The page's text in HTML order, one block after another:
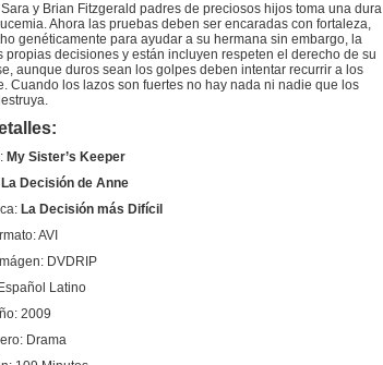
y Brian Fitzgerald padres de preciosos hijos toma una dura
Ahora las pruebas deben ser encaradas con fortaleza,
genéticamente para ayudar a su hermana sin embargo, la
decisiones y están incluyen respeten el derecho de su
aunque duros sean los golpes deben intentar recurrir a los
Cuando los lazos son fuertes no hay nada ni nadie que los
My Sister’s Keeper
La Decisión de Anne
La Decisión más Difícil
AVI
DVDRIP
Latino
2009
Drama